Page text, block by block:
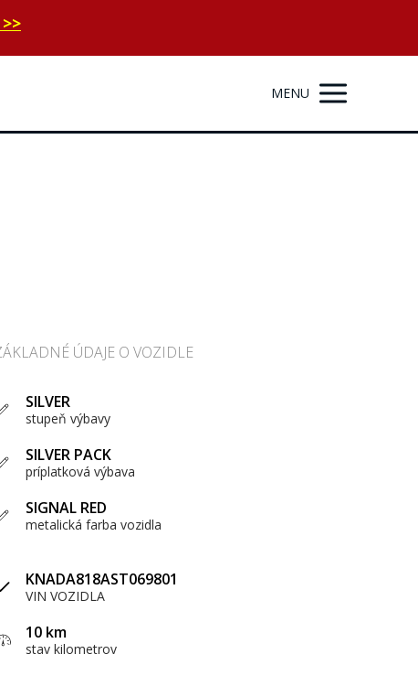
MENU
ÚDAJE O VOZIDLE
SILVER
stupeň výbavy
SILVER PACK
príplatková výbava
SIGNAL RED
metalická farba vozidla
KNADA818AST069801
VIN VOZIDLA
10 km
stav kilometrov